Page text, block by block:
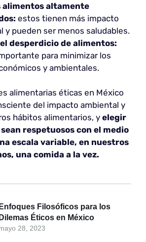
alimentos altamente
estos tienen más impacto
y pueden ser menos saludables.
desperdicio de alimentos:
para minimizar los
y ambientales.
alimentarias éticas en México
del impacto ambiental y
hábitos alimentarios, y elegir
respetuosos con el medio
escala variable, en nuestros
una comida a la vez.
28, 2023
Enfoques Filosóficos para los
Dilemas Éticos en México